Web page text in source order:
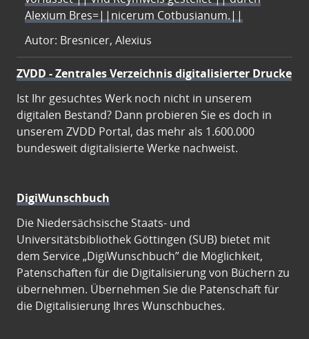
Alexium Bres=||nicerum Cotbusianum.||
Autor: Bresnicer, Alexius
ZVDD - Zentrales Verzeichnis digitalisierter Drucke
Ist Ihr gesuchtes Werk noch nicht in unserem
digitalen Bestand? Dann probieren Sie es doch in
unserem ZVDD Portal, das mehr als 1.600.000
bundesweit digitalisierte Werke nachweist.
DigiWunschbuch
Die Niedersächsische Staats- und
Universitätsbibliothek Göttingen (SUB) bietet mit
dem Service „DigiWunschbuch” die Möglichkeit,
Patenschaften für die Digitalisierung von Büchern zu
übernehmen. Übernehmen Sie die Patenschaft für
die Digitalisierung Ihres Wunschbuches.